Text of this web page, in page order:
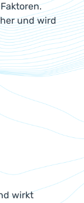
und wird
wirkt